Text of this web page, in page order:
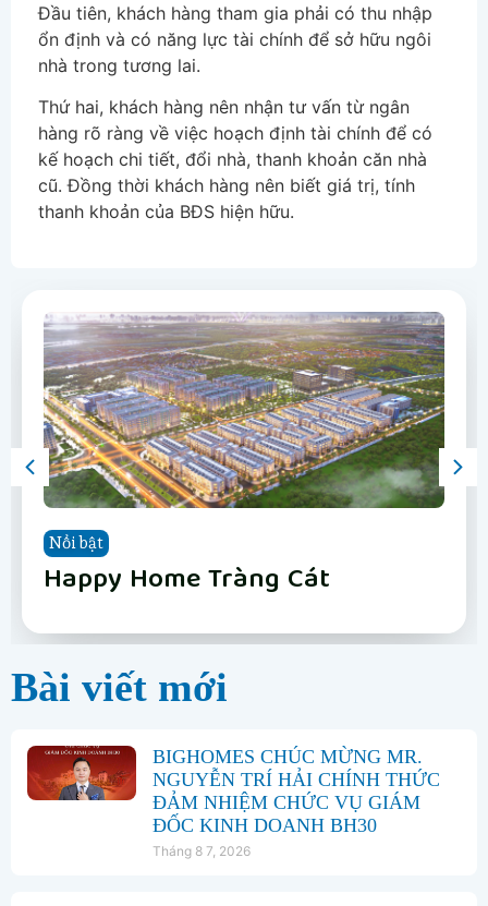
Đầu tiên, khách hàng tham gia phải có thu nhập
ổn định và có năng lực tài chính để sở hữu ngôi
nhà trong tương lai.
Thứ hai, khách hàng nên nhận tư vấn từ ngân
hàng rõ ràng về việc hoạch định tài chính để có
kế hoạch chi tiết, đổi nhà, thanh khoản căn nhà
cũ. Đồng thời khách hàng nên biết giá trị, tính
thanh khoản của BĐS hiện hữu.
Nổi bật
Vinhomes Hải Vân Bay Đà Nẵng
Nổi bật
The Fullton
Nổi bật
Phân khu Vịnh Xanh
Nổi bật
Happy Home Tràng Cát
Nổi bật
LUMIÈRE Hanoi Seasons Garden
Nổi bật
Vinhomes Global Gate Hạ Long
Nổi bật
Vinhomes Hải Vân Bay Đà Nẵng
Nổi bật
The Fullton
Bài viết mới
BIGHOMES CHÚC MỪNG MR.
NGUYỄN TRÍ HẢI CHÍNH THỨC
ĐẢM NHIỆM CHỨC VỤ GIÁM
ĐỐC KINH DOANH BH30
Tháng 8 7, 2026